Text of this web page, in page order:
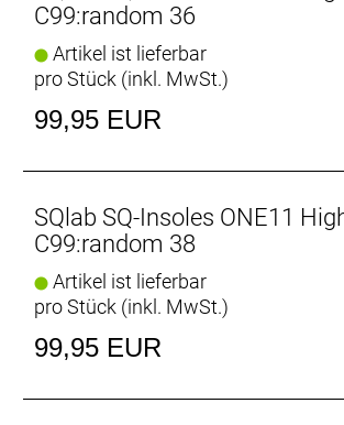
C99:random 36
Artikel ist lieferbar
pro Stück (inkl. MwSt.)
99,95 EUR
SQlab SQ-Insoles ONE11
C99:random 38
Artikel ist lieferbar
pro Stück (inkl. MwSt.)
99,95 EUR